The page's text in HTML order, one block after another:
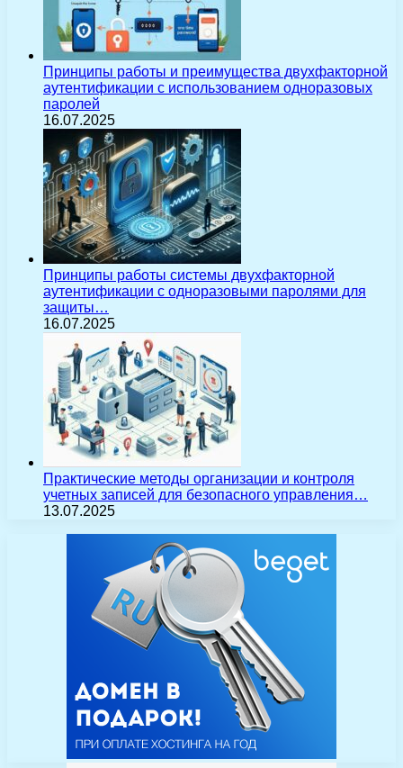
Принципы работы и преимущества двухфакторной
аутентификации с использованием одноразовых
паролей
16.07.2025
Принципы работы системы двухфакторной
аутентификации с одноразовыми паролями для
защиты…
16.07.2025
Практические методы организации и контроля
учетных записей для безопасного управления…
13.07.2025